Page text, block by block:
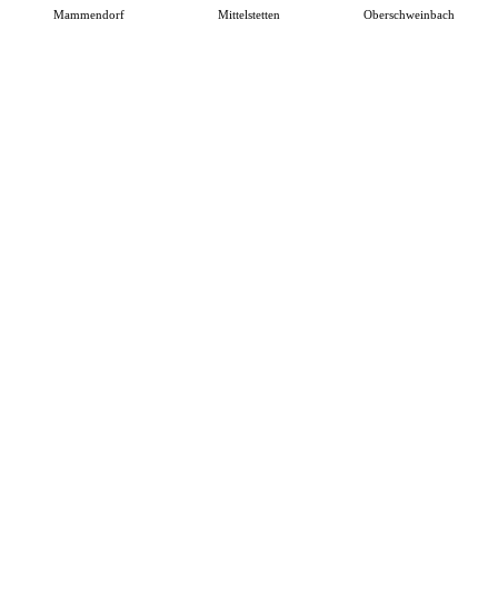
Mammendorf Mittelstetten Oberschweinbach